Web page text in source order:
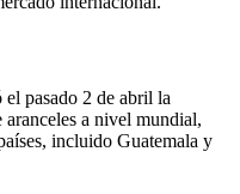
pasado 2 de abril la
a nivel mundial,
incluido Guatemala y